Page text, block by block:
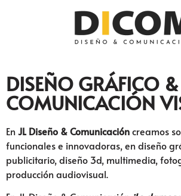
DISEÑO GRÁFICO &
COMUNICACIÓN
EnJL Diseño & Comunicacióncreamos
funcionales e innovadoras, en diseño
publicitario, diseño 3d, multimedia,
producción audiovisual.